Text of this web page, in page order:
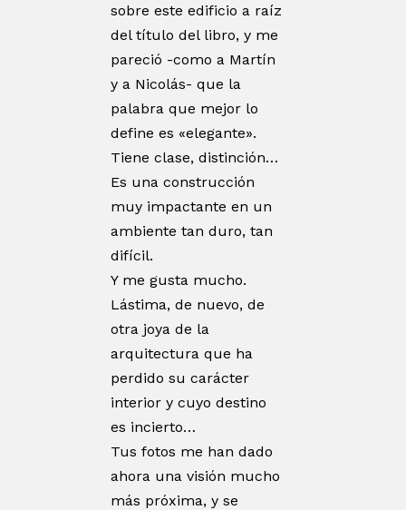
sobre este edificio a raíz
del título del libro, y me
pareció -como a Martín
y a Nicolás- que la
palabra que mejor lo
define es «elegante».
Tiene clase, distinción…
Es una construcción
muy impactante en un
ambiente tan duro, tan
difícil.
Y me gusta mucho.
Lástima, de nuevo, de
otra joya de la
arquitectura que ha
perdido su carácter
interior y cuyo destino
es incierto…
Tus fotos me han dado
ahora una visión mucho
más próxima, y se